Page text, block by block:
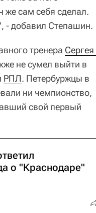
же сам себя сделал.
- добавил Степашин.
тренера Сергея
не сумел выйти в
РПЛ. Петербуржцы в
ни чемпионство,
свой первый
о "Краснодаре"